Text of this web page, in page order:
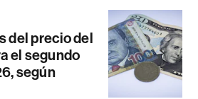
del precio del
el segundo
según